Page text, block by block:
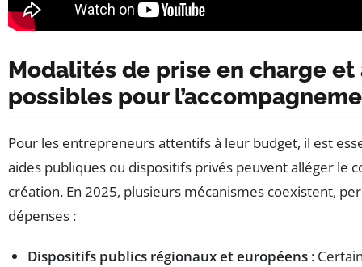
Modalités de prise en charge
possibles pour
Pour les entrepreneurs attentifs à leur budget, il est
aides publiques ou dispositifs privés peuvent alléger le
création. En 2025, plusieurs mécanismes coexistent,
dépenses :
Dispositifs publics régionaux et européens :